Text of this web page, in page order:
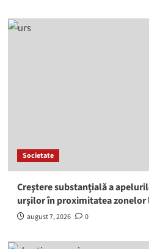
Societate
Creştere substanţială a
urşilor în proximitatea
august 7, 2026 0